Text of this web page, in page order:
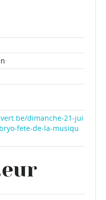
dimanche-21-jui
fete-de-la-musiqu